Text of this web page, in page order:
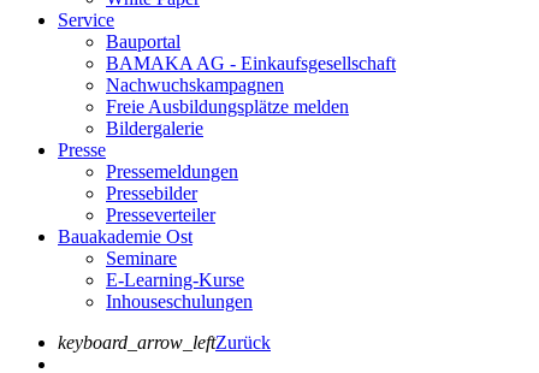
Service
Bauportal
BAMAKA AG - Einkaufsgesellschaft
Nachwuchskampagnen
Freie Ausbildungsplätze melden
Bildergalerie
Presse
Pressemeldungen
Pressebilder
Presseverteiler
Bauakademie Ost
Seminare
E-Learning-Kurse
Inhouseschulungen
keyboard_arrow_leftZurück